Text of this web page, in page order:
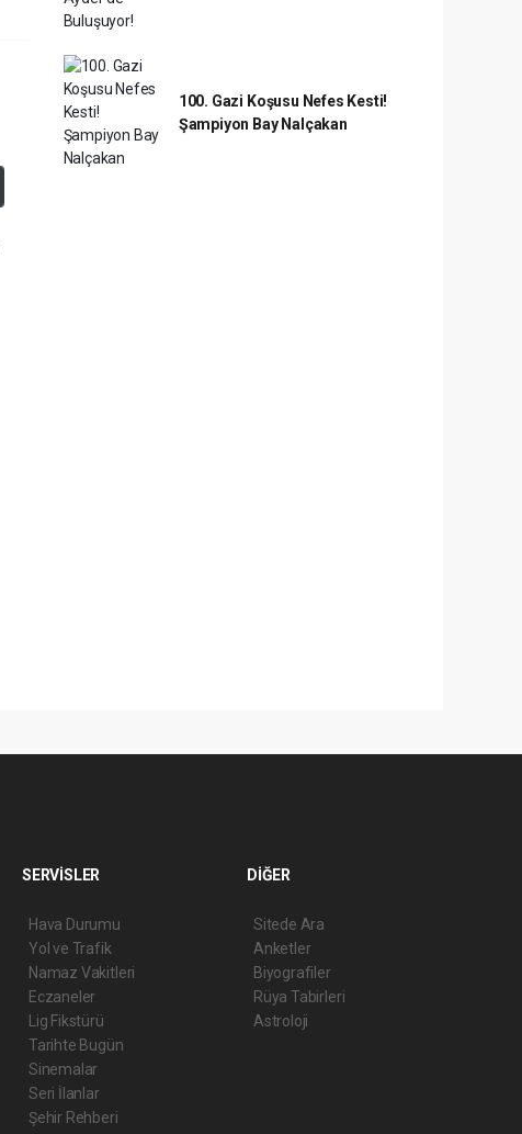
100. Gazi Koşusu Nefes Kesti!
Şampiyon Bay Nalçakan
SERVİSLER
Hava Durumu
Yol ve Trafik
Namaz Vakitleri
Eczaneler
Lig Fikstürü
Tarihte Bugün
Sinemalar
Seri İlanlar
Şehir Rehberi
DİĞER
Sitede Ara
Anketler
Biyografiler
Rüya Tabirleri
Astroloji